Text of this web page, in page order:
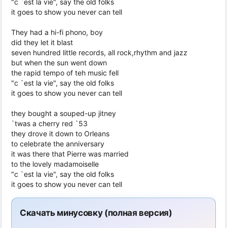
"c `est la vie", say the old folks
it goes to show you never can tell
They had a hi-fi phono, boy
did they let it blast
seven hundred little records, all rock,rhythm and jazz
but when the sun went down
the rapid tempo of teh music fell
"c `est la vie", say the old folks
it goes to show you never can tell
they bought a souped-up jitney
`twas a cherry red `53
they drove it down to Orleans
to celebrate the anniversary
it was there that Pierre was married
to the lovely madamoiselle
"c `est la vie", say the old folks
it goes to show you never can tell
Скачать минусовку (полная версия)